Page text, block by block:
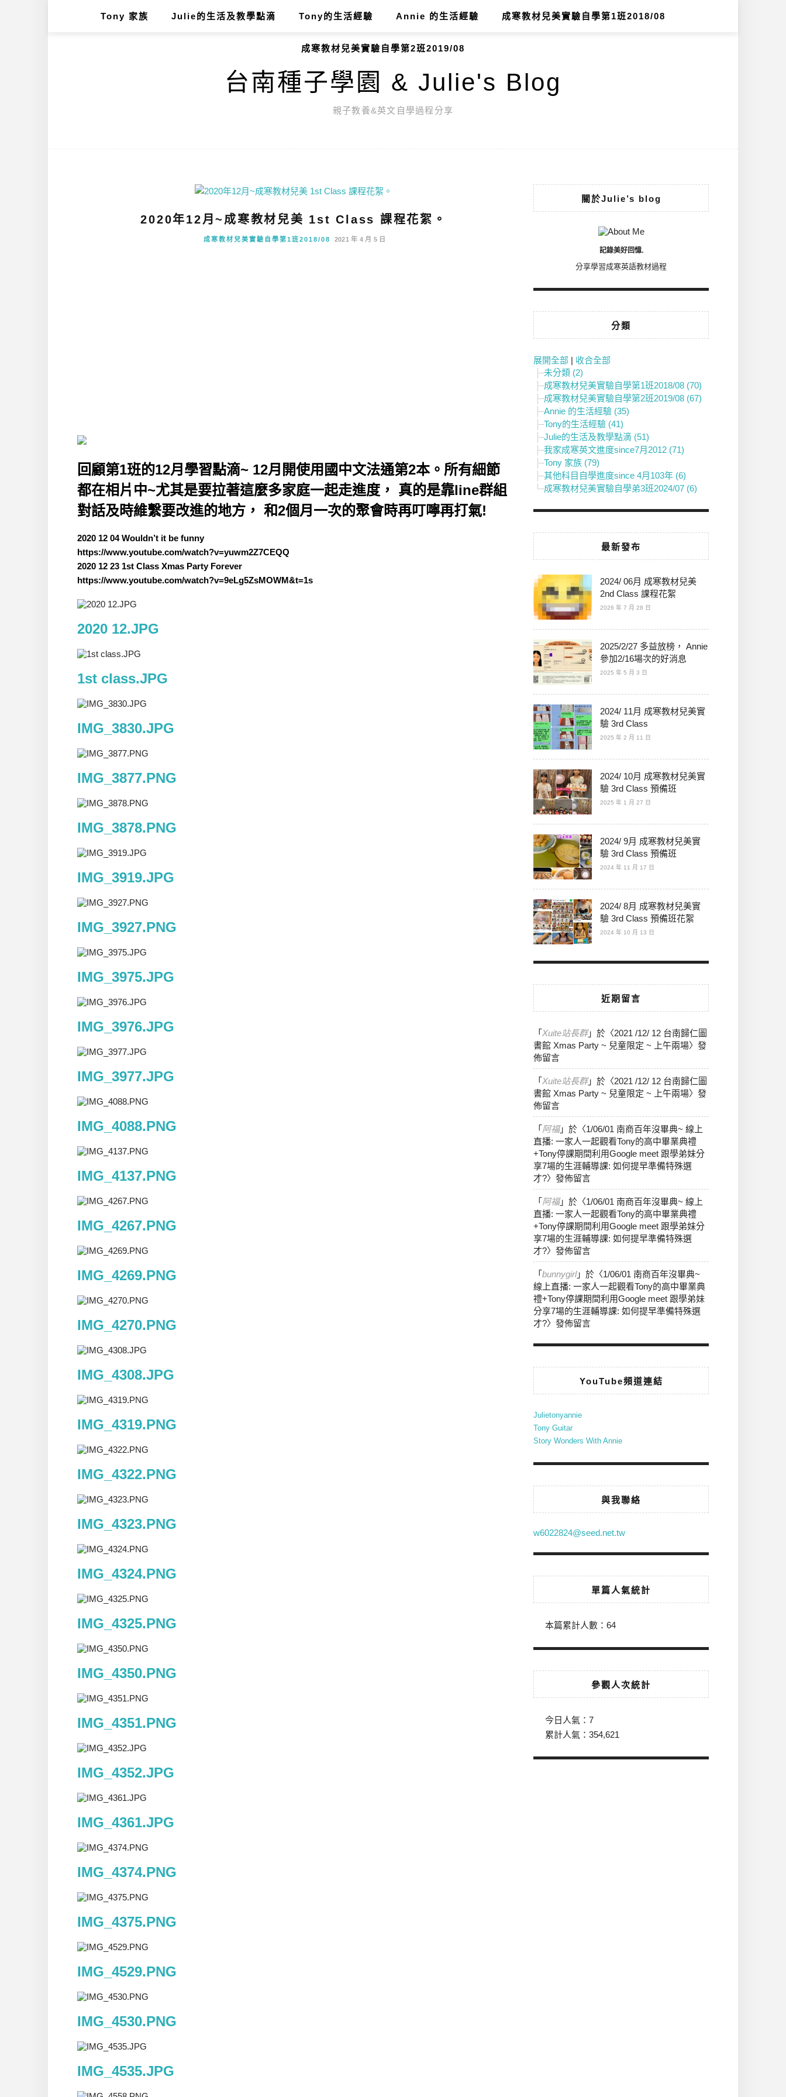
Tony 家族 Julie的生活及教學點滴 Tony的生活經驗 Annie 的生活經驗 成寒教材兒美實驗自學第1班2018/08
成寒教材兒美實驗自學第2班2019/08
台南種子學園 & Julie's Blog
親子教養&英文自學過程分享
2020年12月~成寒教材兒美 1st Class 課程花絮。
成寒教材兒美實驗自學第1班2018/08 2021 年 4 月 5 日
回顧第1班的12月學習點滴~ 12月開使用國中文法通第2本。所有細節
都在相片中~尤其是要拉著這麼多家庭一起走進度， 真的是靠line群組
對話及時維繫要改進的地方， 和2個月一次的聚會時再叮嚀再打氣!
2020 12 04 Wouldn’t it be funny
https://www.youtube.com/watch?v=yuwm2Z7CEQQ
2020 12 23 1st Class Xmas Party Forever
https://www.youtube.com/watch?v=9eLg5ZsMOWM&t=1s
2020 12.JPG
1st class.JPG
IMG_3830.JPG
IMG_3877.PNG
IMG_3878.PNG
IMG_3919.JPG
IMG_3927.PNG
IMG_3975.JPG
IMG_3976.JPG
IMG_3977.JPG
IMG_4088.PNG
IMG_4137.PNG
IMG_4267.PNG
IMG_4269.PNG
IMG_4270.PNG
IMG_4308.JPG
IMG_4319.PNG
IMG_4322.PNG
IMG_4323.PNG
IMG_4324.PNG
IMG_4325.PNG
IMG_4350.PNG
IMG_4351.PNG
IMG_4352.JPG
IMG_4361.JPG
IMG_4374.PNG
IMG_4375.PNG
IMG_4529.PNG
IMG_4530.PNG
IMG_4535.JPG
關於Julie’s blog
記錄美好回憶.
分享學習成寒英語教材過程
分類
展開全部 | 收合全部
未分類 (2)
成寒教材兒美實驗自學第1班2018/08 (70)
成寒教材兒美實驗自學第2班2019/08 (67)
Annie 的生活經驗 (35)
Tony的生活經驗 (41)
Julie的生活及教學點滴 (51)
我家成寒英文進度since7月2012 (71)
Tony 家族 (79)
其他科目自學進度since 4月103年 (6)
成寒教材兒美實驗自學弟3班2024/07 (6)
最新發布
2024/ 06月 成寒教材兒美
2nd Class 課程花絮
2026 年 7 月 28 日
2025/2/27 多益放榜， Annie
參加2/16場次的好消息
2025 年 5 月 3 日
2024/ 11月 成寒教材兒美實
驗 3rd Class
2025 年 2 月 11 日
2024/ 10月 成寒教材兒美實
驗 3rd Class 預備班
2025 年 1 月 27 日
2024/ 9月 成寒教材兒美實
驗 3rd Class 預備班
2024 年 11 月 17 日
2024/ 8月 成寒教材兒美實
驗 3rd Class 預備班花絮
2024 年 10 月 13 日
近期留言
「 Xuite站長群」於〈2021 /12/ 12 台南歸仁圖
書館 Xmas Party ~ 兒童限定 ~ 上午兩場〉發
佈留言
「 Xuite站長群」於〈2021 /12/ 12 台南歸仁圖
書館 Xmas Party ~ 兒童限定 ~ 上午兩場〉發
佈留言
「 阿福」於〈1/06/01 南商百年沒畢典~ 線上
直播: 一家人一起觀看Tony的高中畢業典禮
+Tony停課期間利用Google meet 跟學弟妹分
享7場的生涯輔導課: 如何提早準備特殊選
才?〉發佈留言
「 阿福」於〈1/06/01 南商百年沒畢典~ 線上
直播: 一家人一起觀看Tony的高中畢業典禮
+Tony停課期間利用Google meet 跟學弟妹分
享7場的生涯輔導課: 如何提早準備特殊選
才?〉發佈留言
「 bunnygirl」於〈1/06/01 南商百年沒畢典~
線上直播: 一家人一起觀看Tony的高中畢業典
禮+Tony停課期間利用Google meet 跟學弟妹
分享7場的生涯輔導課: 如何提早準備特殊選
才?〉發佈留言
YouTube頻道連結
Julietonyannie
Tony Guitar
Story Wonders With Annie
與我聯絡
w6022824@seed.net.tw
單篇人氣統計
本篇累計人數： 64
參觀人次統計
今日人氣： 7
累計人氣： 354,621